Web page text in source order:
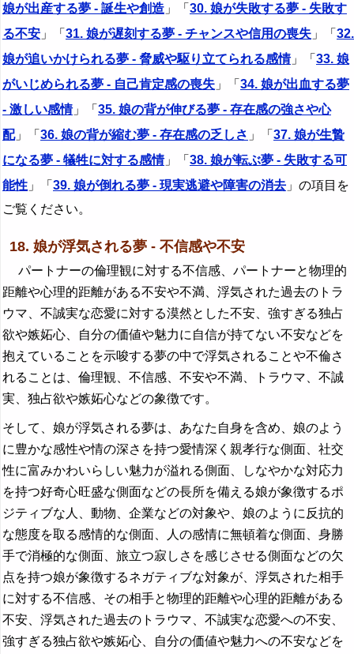
娘が出産する夢 - 誕生や創造 」「 30. 娘が失敗する夢 - 失敗す
る不安 」「 31. 娘が遅刻する夢 - チャンスや信用の喪失 」「 32.
娘が追いかけられる夢 - 脅威や駆り立てられる感情」「 33. 娘
がいじめられる夢 - 自己肯定感の喪失 」「 34. 娘が出血する夢
- 激しい感情」「 35. 娘の背が伸びる夢 - 存在感の強さや心
配」「 36. 娘の背が縮む夢 - 存在感の乏しさ 」「 37. 娘が生贄
になる夢 - 犠牲に対する感情」「 38. 娘が転ぶ夢 - 失敗する可
能性 」「 39. 娘が倒れる夢 - 現実逃避や障害の消去 」の項目を
ご覧ください。
18. 娘が浮気される夢 - 不信感や不安
パートナーの倫理観に対する不信感、パートナーと物理的
距離や心理的距離がある不安や不満、浮気された過去のトラ
ウマ、不誠実な恋愛に対する漠然とした不安、強すぎる独占
欲や嫉妬心、自分の価値や魅力に自信が持てない不安などを
抱えていることを示唆する夢の中で浮気されることや不倫さ
れることは、倫理観、不信感、不安や不満、トラウマ、不誠
実、独占欲や嫉妬心などの象徴です。
そして、娘が浮気される夢は、あなた自身を含め、娘のよう
に豊かな感性や情の深さを持つ愛情深く親孝行な側面、社交
性に富みかわいらしい魅力が溢れる側面、しなやかな対応力
を持つ好奇心旺盛な側面などの長所を備える娘が象徴するポ
ジティブな人、動物、企業などの対象や、娘のように反抗的
な態度を取る感情的な側面、人の感情に無頓着な側面、身勝
手で消極的な側面、旅立つ寂しさを感じさせる側面などの欠
点を持つ娘が象徴するネガティブな対象が、浮気された相手
に対する不信感、その相手と物理的距離や心理的距離がある
不安、浮気された過去のトラウマ、不誠実な恋愛への不安、
強すぎる独占欲や嫉妬心、自分の価値や魅力への不安などを